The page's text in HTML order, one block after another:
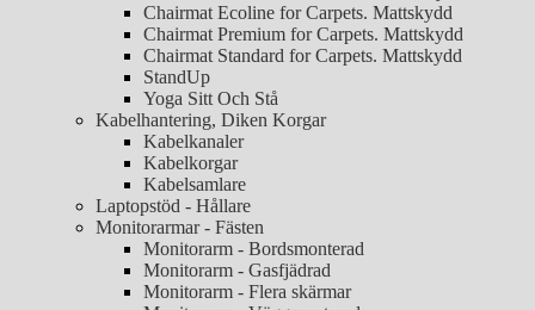
Chairmat Ecoline for Carpets. Mattskydd
Chairmat Premium for Carpets. Mattskydd
Chairmat Standard for Carpets. Mattskydd
StandUp
Yoga Sitt Och Stå
Kabelhantering, Diken Korgar
Kabelkanaler
Kabelkorgar
Kabelsamlare
Laptopstöd - Hållare
Monitorarmar - Fästen
Monitorarm - Bordsmonterad
Monitorarm - Gasfjädrad
Monitorarm - Flera skärmar